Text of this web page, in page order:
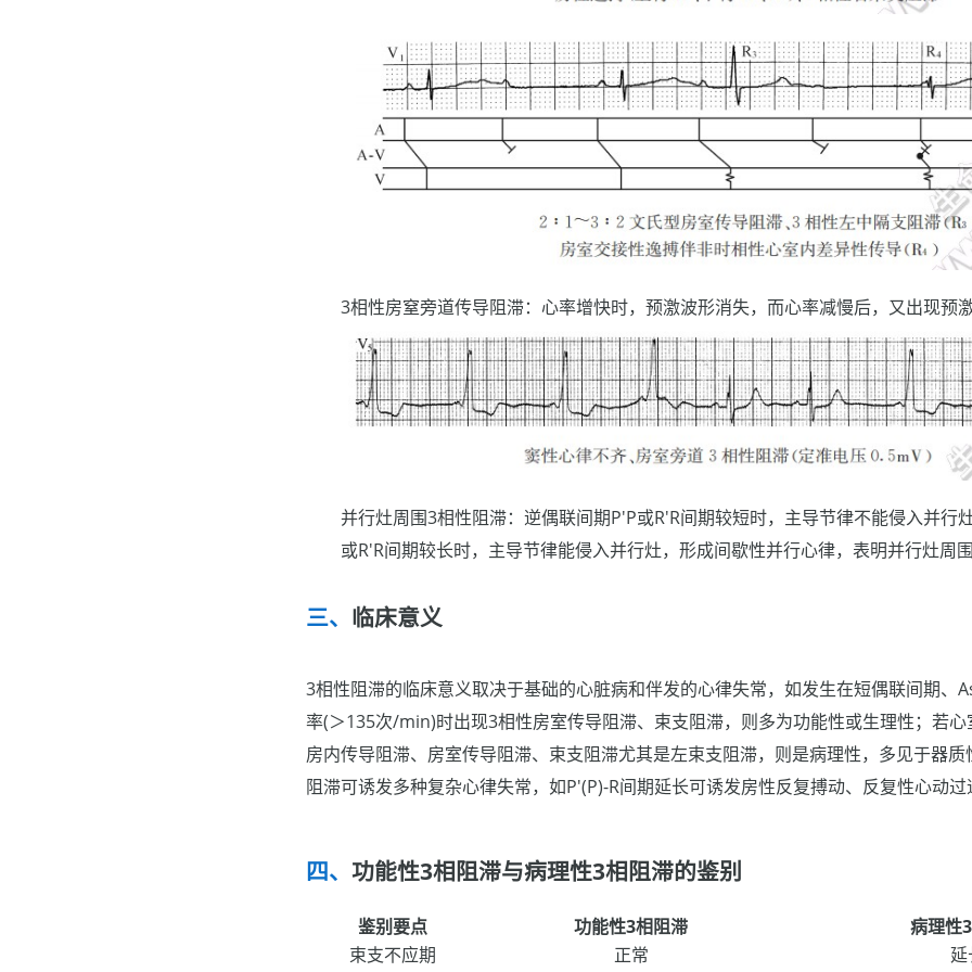
3相性房窒旁道传导阻滞：心率增快时，预激波形消失，而心率减慢后，又出现预
并行灶周围3相性阻滞：逆偶联间期P'P或R'R间期较短时，主导节律不能侵入并行
或R'R间期较长时，主导节律能侵入并行灶，形成间歇性并行心律，表明并行灶周
临床意义
3相性阻滞的临床意义取决于基础的心脏病和伴发的心律失常，如发生在短偶联间期、
率(＞135次/min)时出现3相性房室传导阻滞、束支阻滞，则多为功能性或生理性；若
房内传导阻滞、房室传导阻滞、束支阻滞尤其是左束支阻滞，则是病理性，多见于器
阻滞可诱发多种复杂心律失常，如P'(P)-R间期延长可诱发房性反复搏动、反复性心动过
功能性3相阻滞与病理性3相阻滞的鉴别
鉴别要点 功能性3相阻滞
病理性
束支不应期
正常
延